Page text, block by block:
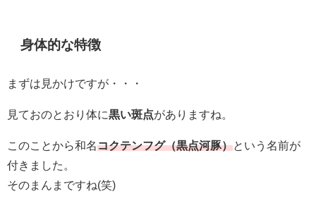
身体的な特徴
まずは見かけですが・・・
見ておのとおり体に黒い斑点がありますね。
このことから和名コクテンフグ（黒点河豚）という名前が
付きました。
そのまんまですね(笑)